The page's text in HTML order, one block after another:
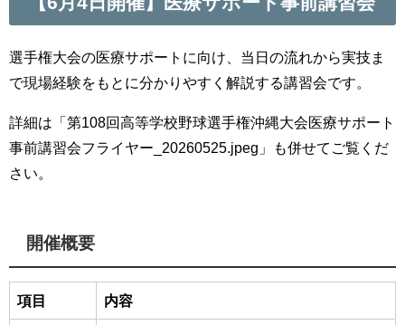
選手権大会の医療サポートに向け、当日の流れから実技ま
で現場経験をもとに分かりやすく解説する講習会です。
詳細は「第108回高等学校野球選手権沖縄大会医療サポート
事前講習会フライヤー_20260525.jpeg」も併せてご覧くだ
さい。
開催概要
項目 内容